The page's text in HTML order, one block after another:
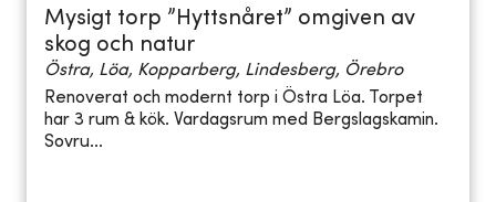
Mysigt torp ”Hyttsnåret” omgiven av
skog och natur
Östra, Löa, Kopparberg, Lindesberg, Örebro
Renoverat och modernt torp i Östra Löa. Torpet
har 3 rum & kök. Vardagsrum med Bergslagskamin.
Sovru...